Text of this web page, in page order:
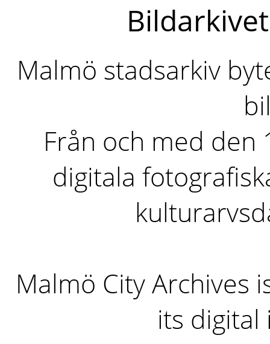
Malmö stadsarkiv
Från och med den
digitala
Malmö City Archives
its digital